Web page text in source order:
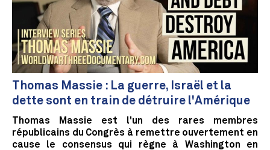
Thomas Massie : La guerre, Israël et la
dette sont en train de détruire l'Amérique
Thomas Massie est l'un des rares membres
républicains du Congrès à remettre ouvertement en
cause le consensus qui règne à Washington en